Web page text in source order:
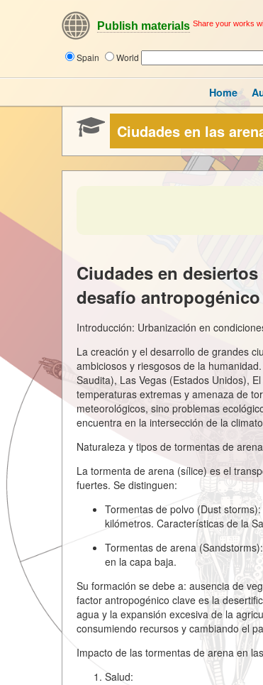
Publish materials Share your works
Spain World
Home
Ciudades en las
Ciudades en
desafío
Introducción: Urbanización en
La creación y el desarrollo de grandes
ambiciosos y riesgosos de la
Saudita), Las Vegas (Estados Unidos),
temperaturas extremas y amenaza de
meteorológicos, sino problemas
encuentra en la intersección de la
Naturaleza y tipos de tormentas de arena
La tormenta de arena (sílice) es el
fuertes. Se distinguen:
Tormentas de polvo (Dust storms):
kilómetros. Características de la
Tormentas de arena (Sandstorms):
en la capa baja.
Su formación se debe a: ausencia de
factor antropogénico clave es la
agua y la expansión excesiva de la
consumiendo recursos y cambiando el
Impacto de las tormentas de arena en
Salud: